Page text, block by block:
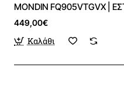
MONDIN FQ905VTGVX |
449,00€
Καλάθι